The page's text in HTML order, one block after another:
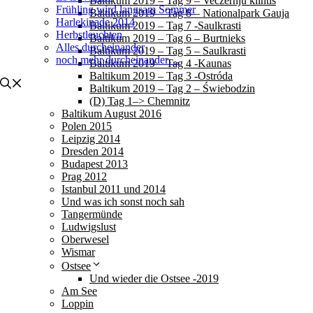
Frühling wird langsam Sommer
Harlekinade 2014
Herbstleuchten
Alles durcheinander
noch mehr durcheinander…
Baltikum 2019 – Tag 8 – Nationalpark Gauja
Baltikum 2019 – Tag 7 -Saulkrasti
Baltikum 2019 – Tag 6 – Burtnieks
Baltikum 2019 – Tag 5 – Saulkrasti
Baltikum 2019 – Tag 4 -Kaunas
Baltikum 2019 – Tag 3 -Ostróda
Baltikum 2019 – Tag 2 – Świebodzin
(D) Tag 1–> Chemnitz
Baltikum August 2016
Polen 2015
Leipzig 2014
Dresden 2014
Budapest 2013
Prag 2012
Istanbul 2011 und 2014
Und was ich sonst noch sah
Tangermünde
Ludwigslust
Oberwesel
Wismar
Ostsee
Und wieder die Ostsee -2019
Am See
Loppin